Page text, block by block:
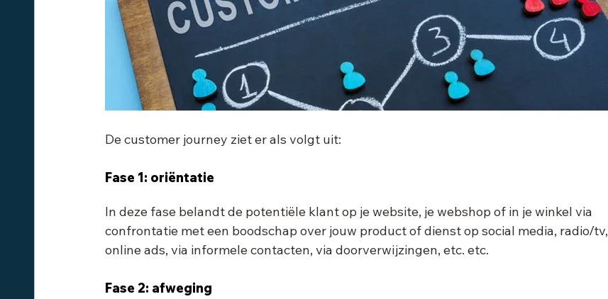
De customer journey ziet er als volgt uit:
Fase 1: oriëntatie
In deze fase belandt de potentiële klant op je website, je webshop of in je winkel via
confrontatie met een boodschap over jouw product of dienst op social media, radio/tv,
online ads, via informele contacten, via doorverwijzingen, etc. etc.
Fase 2: afweging